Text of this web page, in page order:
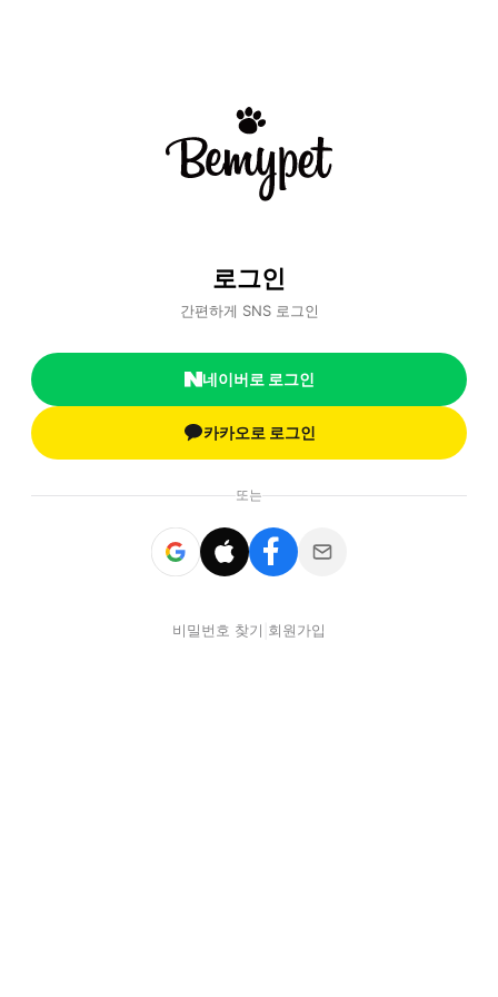
로그인
간편하게 SNS 로그인
네이버로 로그인
카카오로 로그인
또는
비밀번호 찾기 회원가입